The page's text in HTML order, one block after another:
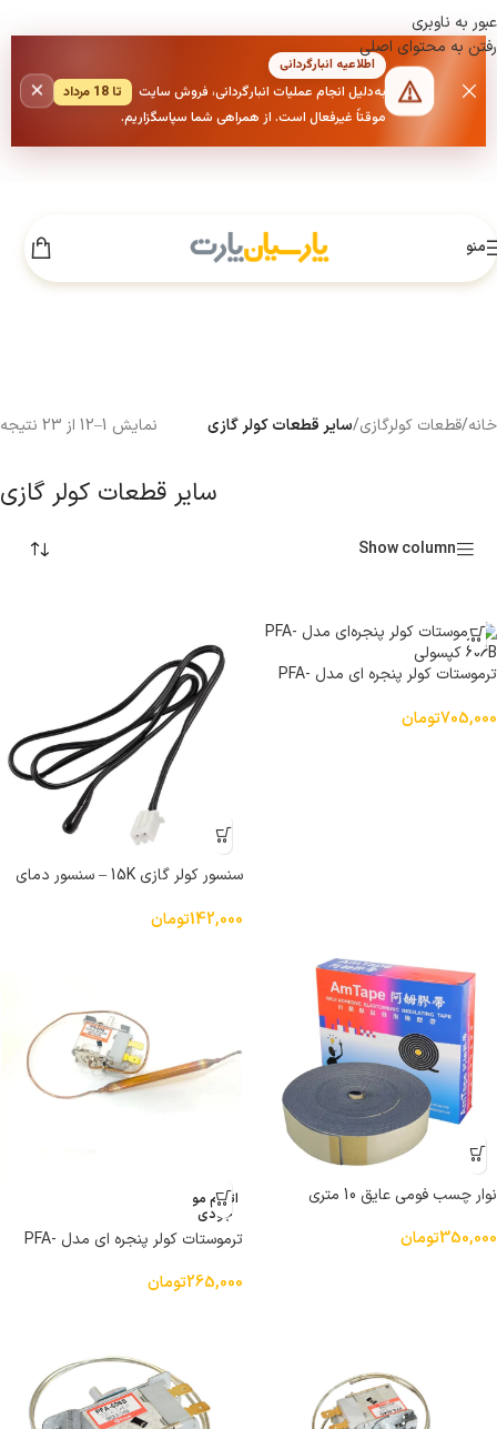
عبور به ناوبری
رفتن به محتوای اصلی
اطلاعیه انبارگردانی
به‌دلیل انجام عملیات انبارگردانی، فروش سایت
تا 18 مرداد
موقتاً غیرفعال است. از همراهی شما سپاسگزاریم.
×
منو
خانه/قطعات کولرگازی/سایر قطعات کولر گازی نمایش 1–12 از 23 نتیجه
سایر قطعات کولر گازی
Show column
ترموستات کولر پنجره ای مدل PFA-
705,000تومان
سنسور کولر گازی 15K – سنسور دمای
142,000تومان
نوار چسب فومی عایق 10 متری
350,000تومان
اتمام مو
جودی
ترموستات کولر پنجره ای مدل PFA-
265,000تومان